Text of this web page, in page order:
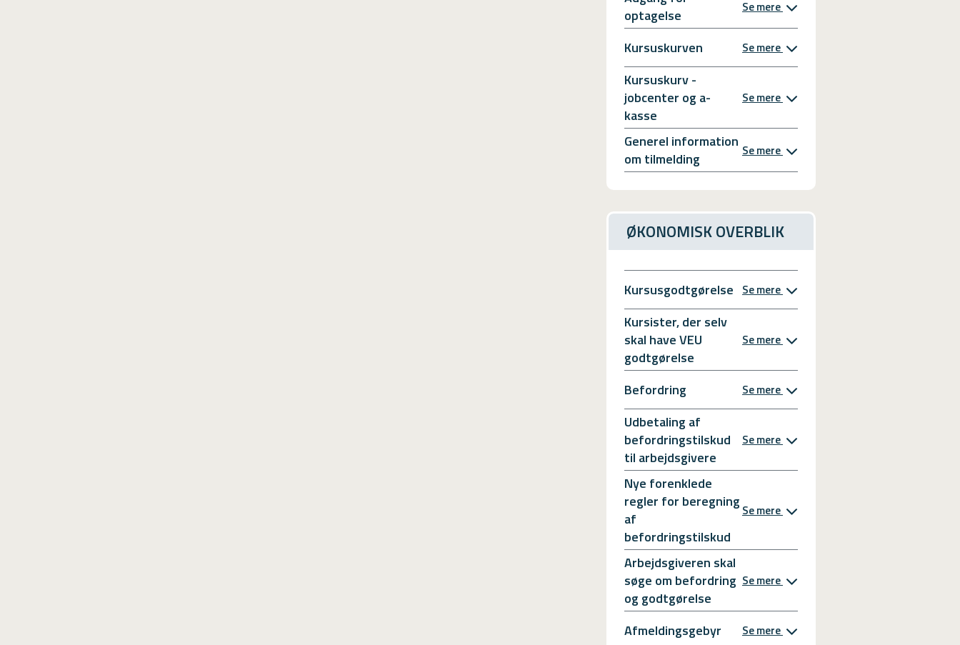
optagelse
Se mere
Kursuskurven Se mere
Kursuskurv -
jobcenter og a-
kasse
Se mere
Generel information
om tilmelding
Se mere
ØKONOMISK OVERBLIK
Kursusgodtgørelse Se mere
Kursister, der selv
skal have VEU
godtgørelse
Se mere
Befordring Se mere
Udbetaling af
befordringstilskud
til arbejdsgivere
Se mere
Nye forenklede
regler for beregning
af
befordringstilskud
Se mere
Arbejdsgiveren skal
søge om befordring
og godtgørelse
Se mere
Afmeldingsgebyr Se mere